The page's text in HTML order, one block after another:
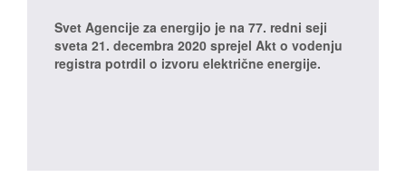
Svet Agencije za energijo je na 77. redni seji
sveta 21. decembra 2020 sprejel Akt o vodenju
registra potrdil o izvoru električne energije.